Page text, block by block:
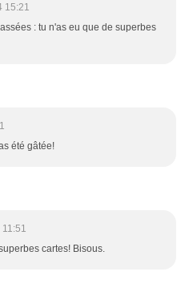
15:21
: tu n'as eu que de superbes
été gâtée!
cartes! Bisous.